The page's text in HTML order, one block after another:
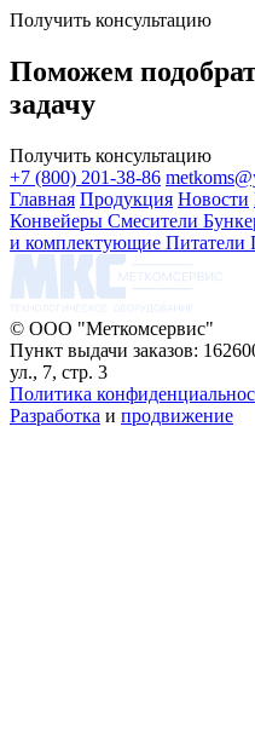
Получить консультацию
Поможем
задачу
Получить консультацию
+7 (800) 201-38-86
Главная Продукция Новости
Конвейеры Смесители
и комплектующие Питатели
© ООО "Меткомсервис"
Пункт выдачи заказов:
ул., 7, стр. 3
Политика
Разработка и продвижение